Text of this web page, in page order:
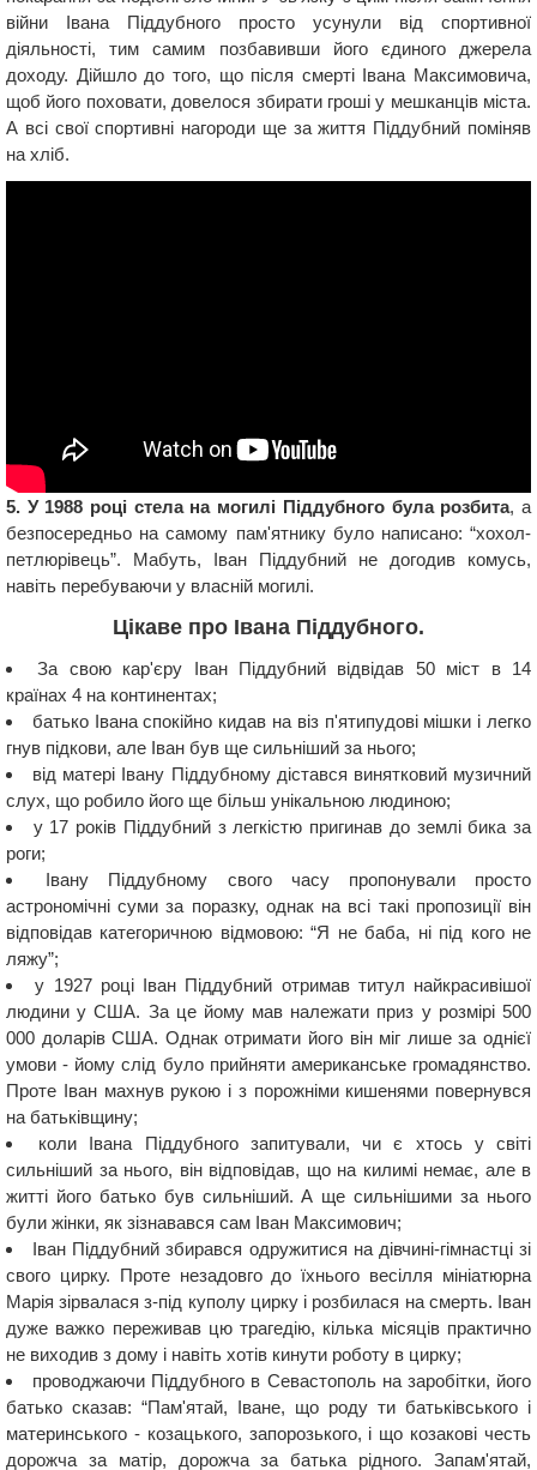
війни Івана Піддубного просто усунули від спортивної
діяльності, тим самим позбавивши його єдиного джерела
доходу. Дійшло до того, що після смерті Івана Максимовича,
щоб його поховати, довелося збирати гроші у мешканців міста.
А всі свої спортивні нагороди ще за життя Піддубний поміняв
на хліб.
5. У 1988 році стела на могилі Піддубного була розбита, а
безпосередньо на самому пам'ятнику було написано: “хохол-
петлюрівець”. Мабуть, Іван Піддубний не догодив комусь,
навіть перебуваючи у власній могилі.
Цікаве про Івана Піддубного.
За свою кар'єру Іван Піддубний відвідав 50 міст в 14
країнах 4 на континентах;
батько Івана спокійно кидав на віз п'ятипудові мішки і легко
гнув підкови, але Іван був ще сильніший за нього;
від матері Івану Піддубному дістався винятковий музичний
слух, що робило його ще більш унікальною людиною;
у 17 років Піддубний з легкістю пригинав до землі бика за
роги;
Івану Піддубному свого часу пропонували просто
астрономічні суми за поразку, однак на всі такі пропозиції він
відповідав категоричною відмовою: “Я не баба, ні під кого не
ляжу”;
у 1927 році Іван Піддубний отримав титул найкрасивішої
людини у США. За це йому мав належати приз у розмірі 500
000 доларів США. Однак отримати його він міг лише за однієї
умови - йому слід було прийняти американське громадянство.
Проте Іван махнув рукою і з порожніми кишенями повернувся
на батьківщину;
коли Івана Піддубного запитували, чи є хтось у світі
сильніший за нього, він відповідав, що на килимі немає, але в
житті його батько був сильніший. А ще сильнішими за нього
були жінки, як зізнавався сам Іван Максимович;
Іван Піддубний збирався одружитися на дівчині-гімнастці зі
свого цирку. Проте незадовго до їхнього весілля мініатюрна
Марія зірвалася з-під куполу цирку і розбилася на смерть. Іван
дуже важко переживав цю трагедію, кілька місяців практично
не виходив з дому і навіть хотів кинути роботу в цирку;
проводжаючи Піддубного в Севастополь на заробітки, його
батько сказав: “Пам'ятай, Іване, що роду ти батьківського і
материнського - козацького, запорозького, і що козакові честь
дорожча за матір, дорожча за батька рідного. Запам'ятай,